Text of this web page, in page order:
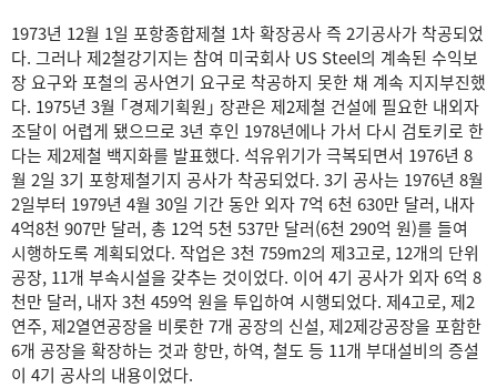
1973년 12월 1일 포항종합제철 1차 확장공사 즉 2기공사가 착공되었
다. 그러나 제2철강기지는 참여 미국회사 US Steel의 계속된 수익보
장 요구와 포철의 공사연기 요구로 착공하지 못한 채 계속 지지부진했
다. 1975년 3월 ｢경제기획원｣ 장관은 제2제철 건설에 필요한 내외자
조달이 어렵게 됐으므로 3년 후인 1978년에나 가서 다시 검토키로 한
다는 제2제철 백지화를 발표했다. 석유위기가 극복되면서 1976년 8
월 2일 3기 포항제철기지 공사가 착공되었다. 3기 공사는 1976년 8월
2일부터 1979년 4월 30일 기간 동안 외자 7억 6천 630만 달러, 내자
4억8천 907만 달러, 총 12억 5천 537만 달러(6천 290억 원)를 들여
시행하도록 계획되었다. 작업은 3천 759m2의 제3고로, 12개의 단위
공장, 11개 부속시설을 갖추는 것이었다. 이어 4기 공사가 외자 6억 8
천만 달러, 내자 3천 459억 원을 투입하여 시행되었다. 제4고로, 제2
연주, 제2열연공장을 비롯한 7개 공장의 신설, 제2제강공장을 포함한
6개 공장을 확장하는 것과 항만, 하역, 철도 등 11개 부대설비의 증설
이 4기 공사의 내용이었다.